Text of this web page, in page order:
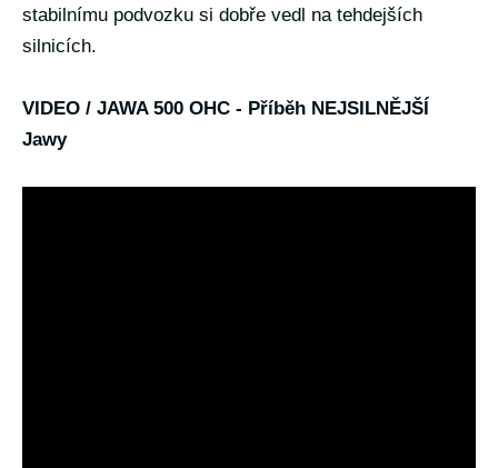
stabilnímu podvozku si dobře vedl na tehdejších
silnicích.
VIDEO / JAWA 500 OHC - Příběh NEJSILNĚJŠÍ
Jawy